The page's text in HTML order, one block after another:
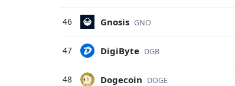
46 Gnosis GNO
47 DigiByte DGB
48 Dogecoin DOGE